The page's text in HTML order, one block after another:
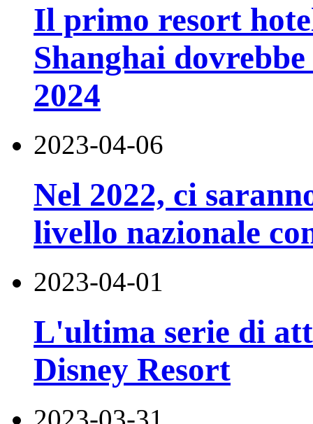
Il primo resort
Shanghai
2024
2023-04-06
Nel 2022, ci
livello nazionale
2023-04-01
L'ultima serie di
Disney Resort